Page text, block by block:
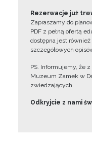
Rezerwacje już
Zapraszamy do
PDF z pełną ofertą
dostępna jest
szczegółowych
PS. Informujemy, że
Muzeum Zamek w
zwiedzających.
Odkryjcie z nami